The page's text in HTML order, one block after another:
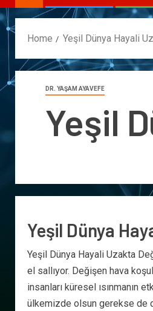
Home Yeşil Dünya Hayali
DR. YAŞAM AYAVEFE
Yeşil
Yeşil Dünya
Yeşil Dünya Hayali Uzakta
el sallıyor. Değişen hava
insanları küresel ısınmanın
ülkemizde olsun gerekse de